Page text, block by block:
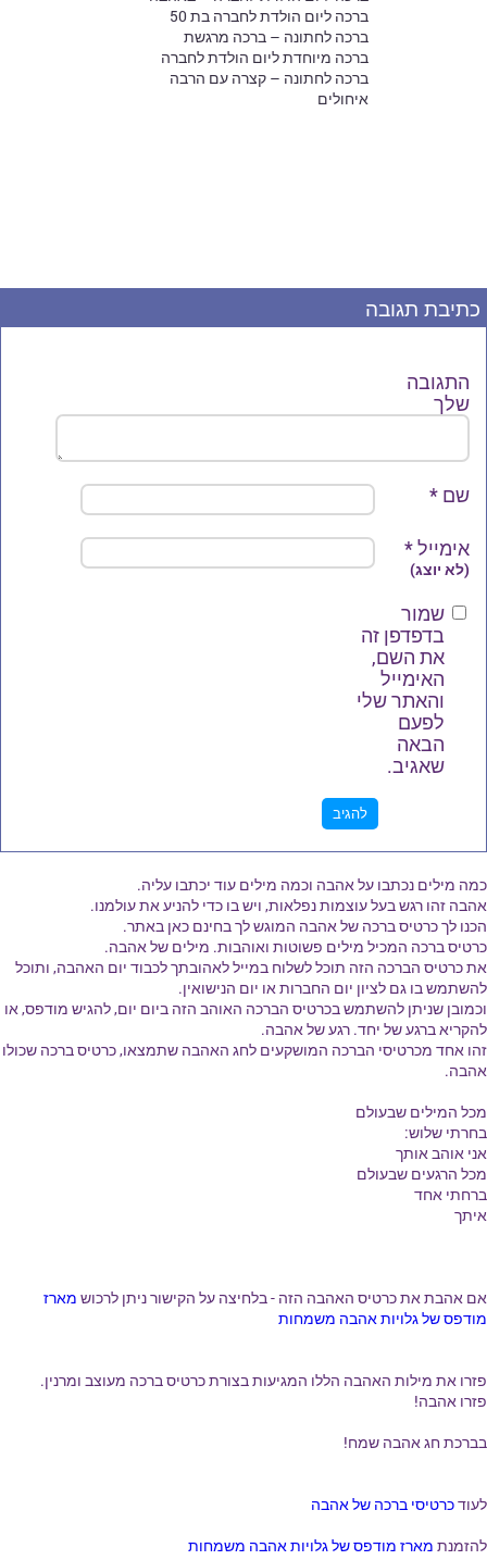
ברכה ליום הולדת לחברה בת 50
ברכה לחתונה – ברכה מרגשת
ברכה מיוחדת ליום הולדת לחברה
ברכה לחתונה – קצרה עם הרבה
איחולים
כתיבת תגובה
התגובה
שלך
שם *
אימייל*
(לא יוצג)
שמור
בדפדפן זה
את השם,
האימייל
והאתר שלי
לפעם
הבאה
שאגיב.
כמה מילים נכתבו על אהבה וכמה מילים עוד יכתבו עליה.
אהבה זהו רגש בעל עוצמות נפלאות, ויש בו כדי להניע את עולמנו.
הכנו לך כרטיס ברכה של אהבה המוגש לך בחינם כאן באתר.
כרטיס ברכה המכיל מילים פשוטות ואוהבות. מילים של אהבה.
את כרטיס הברכה הזה תוכל לשלוח במייל לאהובתך לכבוד יום האהבה, ותוכל
להשתמש בו גם לציון יום החברות או יום הנישואין.
וכמובן שניתן להשתמש בכרטיס הברכה האוהב הזה ביום יום, להגיש מודפס, או
להקריא ברגע של יחד. רגע של אהבה.
זהו אחד מכרטיסי הברכה המושקעים לחג האהבה שתמצאו, כרטיס ברכה שכולו
אהבה.
מכל המילים שבעולם
בחרתי שלוש:
אני אוהב אותך
מכל הרגעים שבעולם
ברחתי אחד
איתך
אם אהבת את כרטיס האהבה הזה - בלחיצה על הקישור ניתן לרכוש מארז
מודפס של גלויות אהבה משמחות
פזרו את מילות האהבה הללו המגיעות בצורת כרטיס ברכה מעוצב ומרנין.
פזרו אהבה!
בברכת חג אהבה שמח!
לעודכרטיסי ברכה של אהבה
להזמנת מארז מודפס של גלויות אהבה משמחות